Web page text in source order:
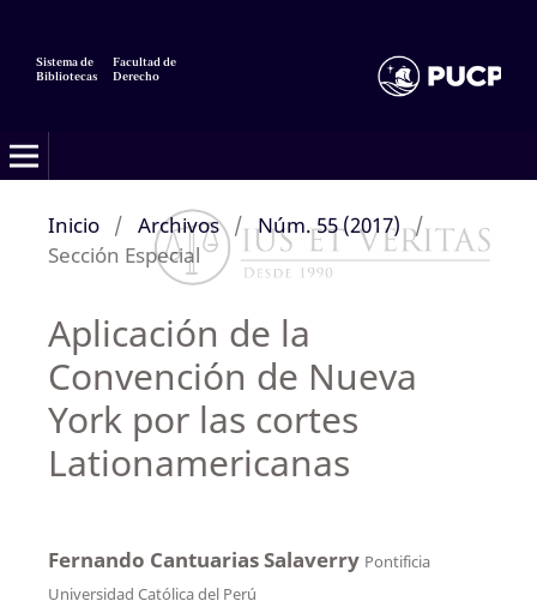
Sistema de
Bibliotecas
Facultad de
Derecho
Inicio / Archivos / Núm. 55 (2017) /
Sección Especial
Aplicación de la
Convención de Nueva
York por las cortes
Lationamericanas
Fernando Cantuarias Salaverry Pontificia
Universidad Católica del Perú